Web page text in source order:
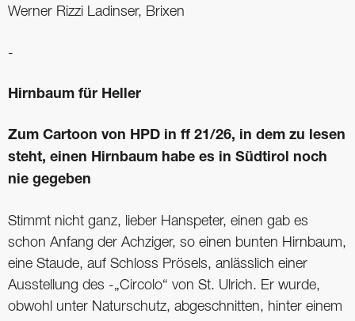
Werner Rizzi Ladinser, Brixen
-
Hirnbaum für Heller
Zum Cartoon von HPD in ff 21/26, in dem zu lesen
steht, einen Hirnbaum habe es in Südtirol noch
nie gegeben
Stimmt nicht ganz, lieber Hanspeter, einen gab es
schon Anfang der Achziger, so einen bunten Hirnbaum,
eine Staude, auf Schloss Prösels, anlässlich einer
Ausstellung des -„Circolo“ von St. Ulrich. Er wurde,
obwohl unter Naturschutz, abgeschnitten, hinter einem